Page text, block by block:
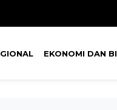
EKONOMI DAN